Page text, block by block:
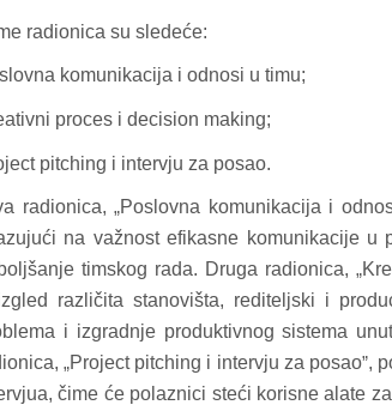
radionica su sledeće:
komunikacija i odnosi u timu;
proces i decision making;
pitching i intervju za posao.
radionica,„Poslovna komunikacija i
na važnost efikasne komunikacije u
timskog rada. Druga radionica, „
različita stanovišta, rediteljski i
i izgradnje produktivnog sistema
„Project pitching i intervju za posao”,
čime će polaznici steći korisne alate